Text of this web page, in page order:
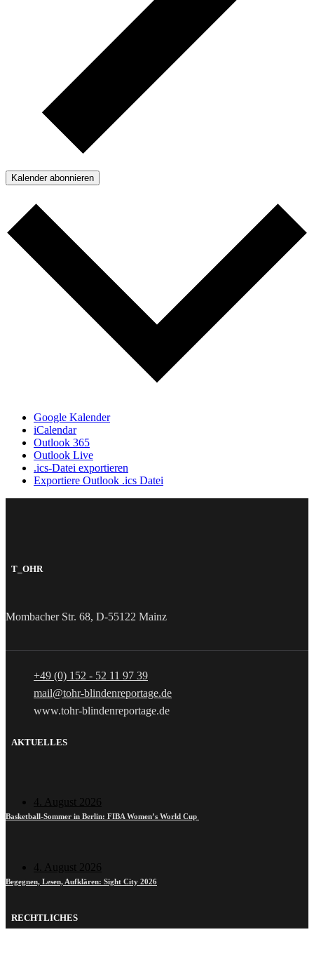
Kalender abonnieren
Google Kalender
iCalendar
Outlook 365
Outlook Live
.ics-Datei exportieren
Exportiere Outlook .ics Datei
T_OHR
Mombacher Str. 68, D-55122 Mainz
+49 (0) 152 - 52 11 97 39
mail@tohr-blindenreportage.de
www.tohr-blindenreportage.de
AKTUELLES
4. August 2026
Basketball-Sommer in Berlin: FIBA Women’s World Cup
4. August 2026
Begegnen, Lesen, Aufklären: Sight City 2026
RECHTLICHES